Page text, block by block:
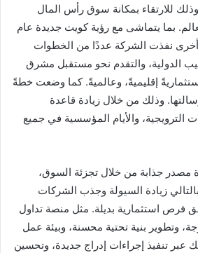
للارتقاء بمكانة سوق رأس المال
بما يتماشى مع رؤية كويت جديدة عام
أخرى نفذت الشركة عددًا من الخطوات
الدولية، والتقدم نحو مستقبل مشرق
إقليميةً، وعالميةً. كما وضعت خطةً
وذلك من خلال زيادة قاعدة
الترويجية، والأيام المؤسسية في جميع
مصدر جذابة من خلال تجزئة السوق،
زيادة السيولة وجذب الشركات
فرص استثمارية بديلة. مثل منصة تداول
وتطوير بنية تحتية محسنة، وبيئة عمل
تنفيذ إجراءات إدراج جديدة، وتحسين